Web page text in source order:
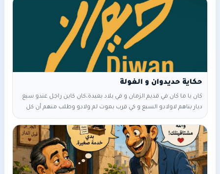
حكاية حديدوان و الغولة
كان يا ما كان في قديم الزمان و في بلاد بعيدة،كان كاين راجل عندو سبع
ديار بناهم لاولادو السبع و كي قرب يموت لم ولادو وطلب منهم أن كل
واحد يخير دار من الديار السبعة اللي كانوا مبنيين وحدة من الطين،وحدة
من القصب،وحدة من اللوح،وحدة من التراب،وحدة من الحجر و وحدة
من السيما أو الآخرة من الحديد،خير كل واحد من